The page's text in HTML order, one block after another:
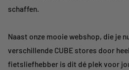
schaffen.
Naast onze mooie webshop, die je
verschillende CUBE stores door
fietsliefhebber is dit dé plek voor